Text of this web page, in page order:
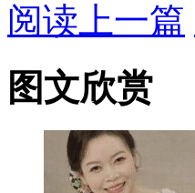
阅读上一篇
图文欣赏